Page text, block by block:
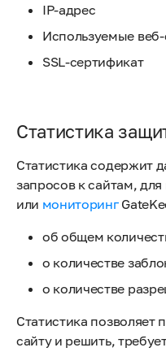
IP-адрес
Используемые
SSL-сертификат
Статистика
Статистика содержит
запросов к сайтам,
или мониторинг
об общем
о количестве
о количестве
Статистика позволяет
сайту и решить,